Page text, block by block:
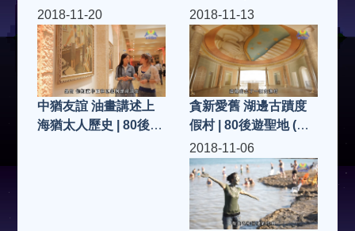
(第24集)
2018-11-20
中猶友誼 油畫講述上
海猶太人歷史 | 80後遊
2018-11-13
貪新愛舊 湖邊古蹟度
假村 | 80後遊聖地 (第
22集)
2018-11-06